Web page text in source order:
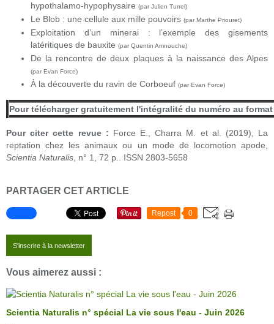
hypothalamo-hypophysaire (par Julien Turrel)
Le Blob : une cellule aux mille pouvoirs (par Marthe Priouret)
Exploitation d’un minerai : l’exemple des gisements
latéritiques de bauxite (par Quentin Amnouche)
De la rencontre de deux plaques à la naissance des Alpes
(par Evan Force)
À la découverte du ravin de Corboeuf (par Evan Force)
Pour télécharger gratuitement l'intégralité du numéro au
Pour citer cette revue : Force E., Charra M. et al. (2019), La
reptation chez les animaux ou un mode de locomotion apode,
Scientia Naturalis, n° 1, 72 p.. ISSN 2803-5658
PARTAGER CET ARTICLE
Repost 0
S'inscrire à la newsletter
Vous aimerez aussi :
Scientia Naturalis n° spécial La vie sous l'eau - Juin 2026